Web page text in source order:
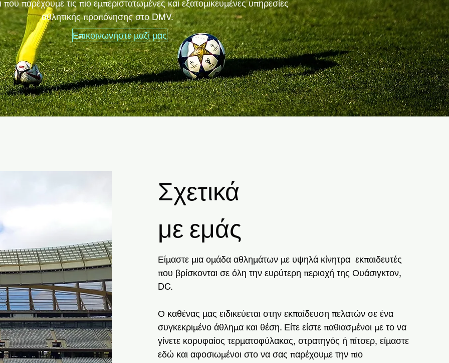
παρέχουμε τις πιο εμπεριστατωμένες και εξατομικευμένες υπηρεσίες
αθλητικής προπόνησης στο DMV.
Επικοινωνήστε μαζί μας
Σχετικά
με εμάς
Είμαστε μια ομάδα αθλημάτων με υψηλά κίνητρα εκπαιδευτές
που βρίσκονται σε όλη την ευρύτερη περιοχή της Ουάσιγκτον,
DC. ​
Ο καθένας μας ειδικεύεται στην εκπαίδευση πελατών σε ένα
συγκεκριμένο άθλημα και θέση. Είτε είστε παθιασμένοι με το να
γίνετε κορυφαίος τερματοφύλακας, στρατηγός ή πίτσερ, είμαστε
εδώ και αφοσιωμένοι στο να σας παρέχουμε την πιο